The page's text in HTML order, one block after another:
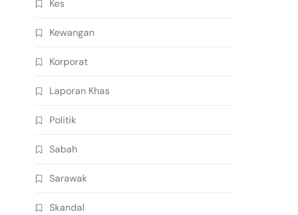
Kes
Kewangan
Korporat
Laporan Khas
Politik
Sabah
Sarawak
Skandal